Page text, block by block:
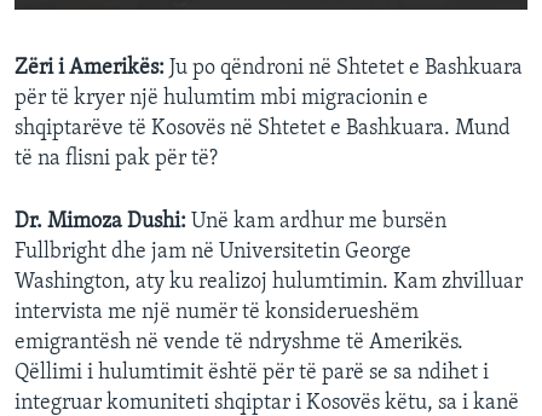
Zëri i Amerikës: Ju po qëndroni në Shtetet e Bashkuara
për të kryer një hulumtim mbi migracionin e
shqiptarëve të Kosovës në Shtetet e Bashkuara. Mund
të na flisni pak për të?
Dr. Mimoza Dushi: Unë kam ardhur me bursën
Fullbright dhe jam në Universitetin George
Washington, aty ku realizoj hulumtimin. Kam zhvilluar
intervista me një numër të konsiderueshëm
emigrantësh në vende të ndryshme të Amerikës.
Qëllimi i hulumtimit është për të parë se sa ndihet i
integruar komuniteti shqiptar i Kosovës këtu, sa i kanë